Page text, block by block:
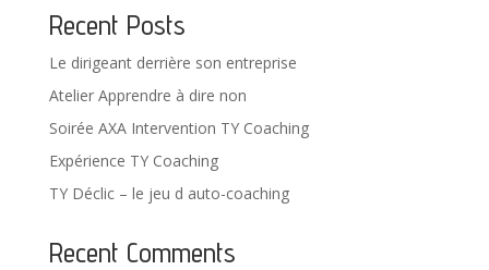
Recent Posts
Le dirigeant derrière son entreprise
Atelier Apprendre à dire non
Soirée AXA Intervention TY Coaching
Expérience TY Coaching
TY Déclic – le jeu d auto-coaching
Recent Comments